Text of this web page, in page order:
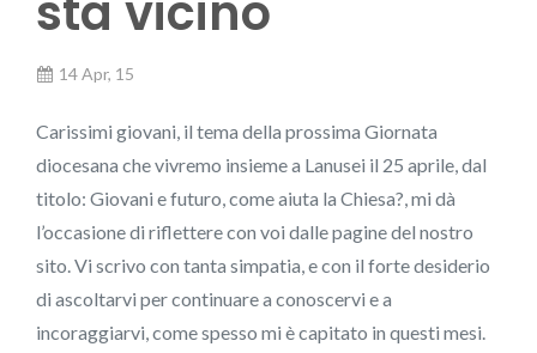
sta vicino
14 Apr, 15
Carissimi giovani, il tema della prossima Giornata
diocesana che vivremo insieme a Lanusei il 25 aprile, dal
titolo: Giovani e futuro, come aiuta la Chiesa?, mi dà
l’occasione di riflettere con voi dalle pagine del nostro
sito. Vi scrivo con tanta simpatia, e con il forte desiderio
di ascoltarvi per continuare a conoscervi e a
incoraggiarvi, come spesso mi è capitato in questi mesi.